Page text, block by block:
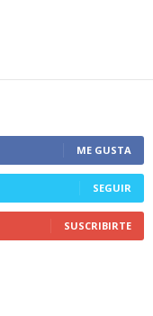
ME GUSTA
SEGUIR
SUSCRIBIRTE